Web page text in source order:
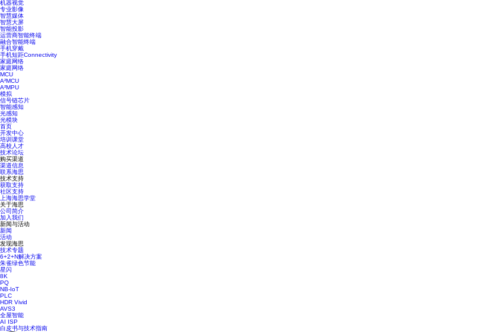
机器视觉
专业影像
智慧媒体
智慧大屏
智能投影
运营商智能终端
融合智能终端
手机穿戴
手机短距Connectivity
家庭网络
家庭网络
MCU
A²MCU
A²MPU
模拟
信号链芯片
智能感知
光感知
光模块
首页
开发中心
培训课堂
高校人才
技术论坛
购买渠道
渠道信息
联系海思
技术支持
获取支持
社区支持
上海海思学堂
关于海思
公司简介
加入我们
新闻与活动
新闻
活动
发现海思
技术专题
6+2+N解决方案
朱雀绿色节能
星闪
8K
PQ
NB-IoT
PLC
HDR Vivid
AVS3
全屋智能
AI ISP
白皮书与技术指南